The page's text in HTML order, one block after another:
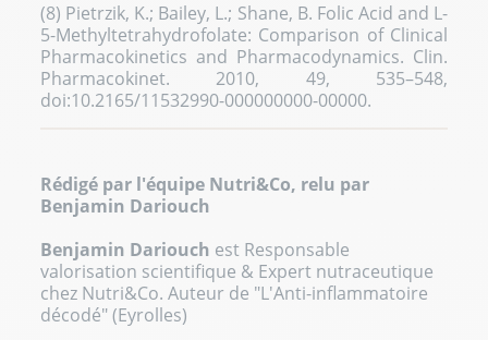
(8) Pietrzik, K.; Bailey, L.; Shane, B. Folic Acid and L-
5-Methyltetrahydrofolate: Comparison of Clinical
Pharmacokinetics and Pharmacodynamics. Clin.
Pharmacokinet. 2010, 49, 535–548,
doi:10.2165/11532990-000000000-00000.
Rédigé par l'équipe Nutri&Co, relu par
Benjamin Dariouch
Benjamin Dariouch est Responsable
valorisation scientifique & Expert nutraceutique
chez Nutri&Co. Auteur de "L'Anti-inflammatoire
décodé" (Eyrolles)